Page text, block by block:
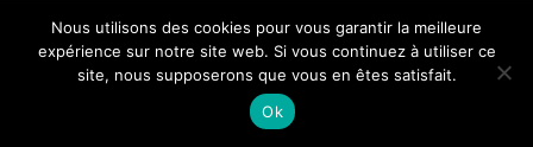
©2023 MCC Patrimoine
Nous utilisons des cookies pour vous garantir la meilleure
expérience sur notre site web. Si vous continuez à utiliser ce
site, nous supposerons que vous en êtes satisfait.
Ok